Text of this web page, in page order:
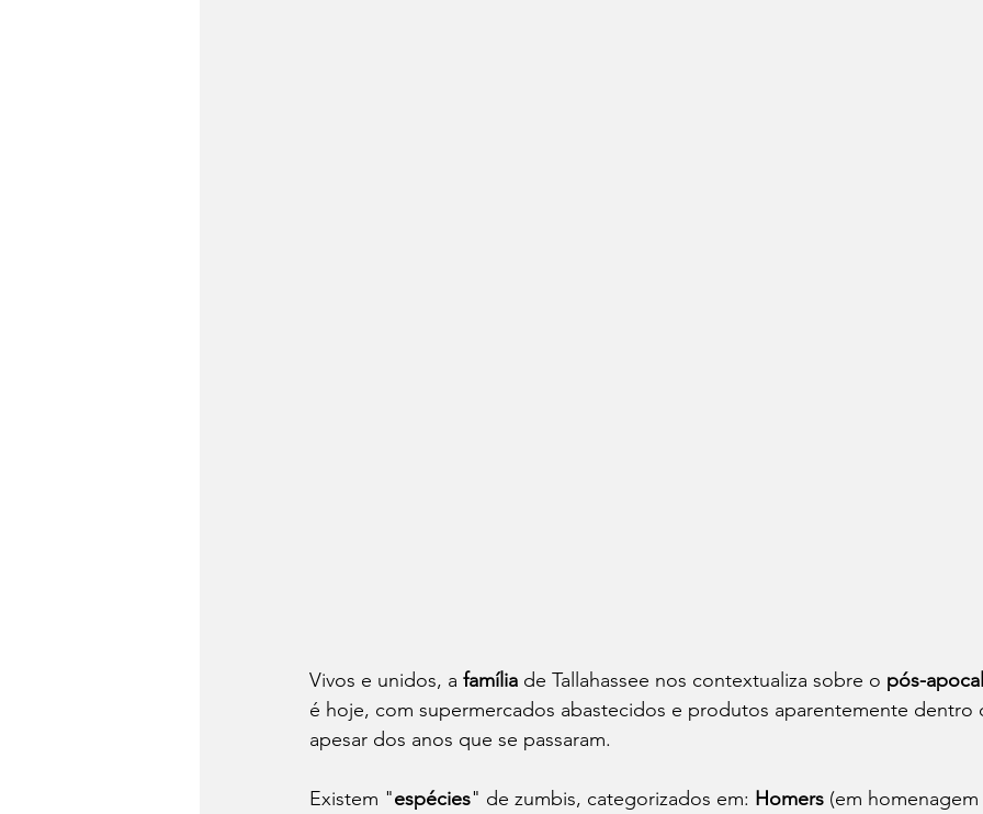
Vivos e unidos, a família de Tallahassee nos contextualiza sobre o pós-
é hoje, com supermercados abastecidos e produtos aparentemente dentro
apesar dos anos que se passaram.
Existem "espécies" de zumbis, categorizados em: Homers (em homenagem